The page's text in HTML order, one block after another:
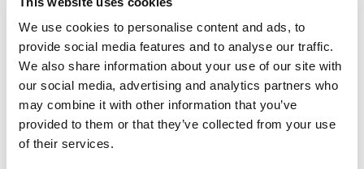
We use cookies to personalise content and ads, to
provide social media features and to analyse our traffic.
We also share information about your use of our site with
our social media, advertising and analytics partners who
may combine it with other information that you’ve
provided to them or that they’ve collected from your use
of their services.